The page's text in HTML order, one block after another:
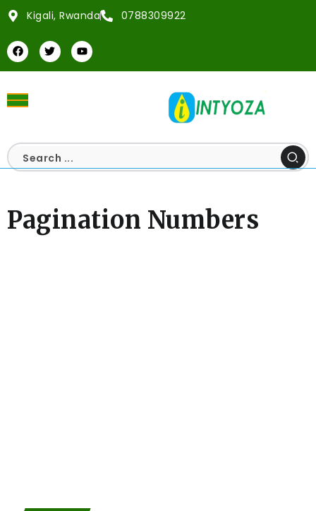
Kigali, Rwanda 0788309922
Pagination Numbers